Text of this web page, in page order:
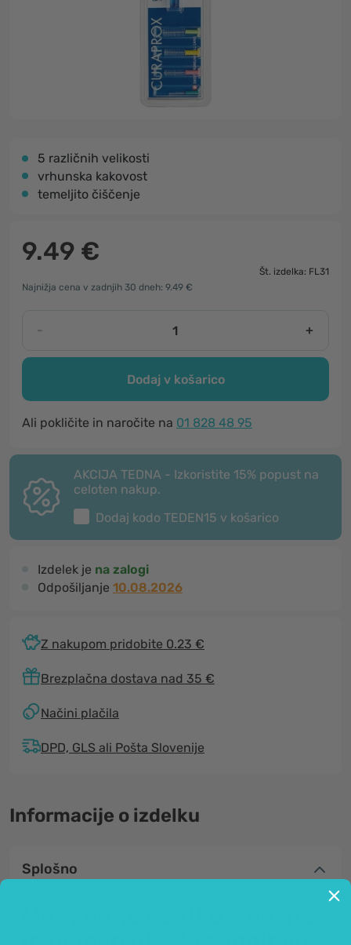
5 različnih velikosti
vrhunska kakovost
temeljito čiščenje
9.49 €
Št. izdelka: FL31
Najnižja cena v zadnjih 30 dneh: 9.49 €
- +
Dodaj v košarico
Ali pokličite in naročite na 01 828 48 95
AKCIJA TEDNA - Izkoristite 15% popust na
celoten nakup.
Dodaj kodo TEDEN15 v košarico
Izdelek je na zalogi
Odpošiljanje 10.08.2026
Z nakupom pridobite 0.23 €
Brezplačna dostava nad 35 €
Načini plačila
DPD, GLS ali Pošta Slovenije
Informacije o izdelku
Splošno